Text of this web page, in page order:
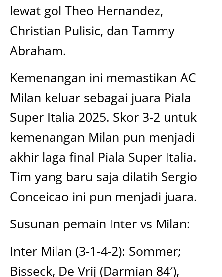
lewat gol Theo Hernandez,
Christian Pulisic, dan Tammy
Abraham.
Kemenangan ini memastikan AC
Milan keluar sebagai juara Piala
Super Italia 2025. Skor 3-2 untuk
kemenangan Milan pun menjadi
akhir laga final Piala Super Italia.
Tim yang baru saja dilatih Sergio
Conceicao ini pun menjadi juara.
Susunan pemain Inter vs Milan:
Inter Milan (3-1-4-2): Sommer;
Bisseck, De Vrij (Darmian 84′),